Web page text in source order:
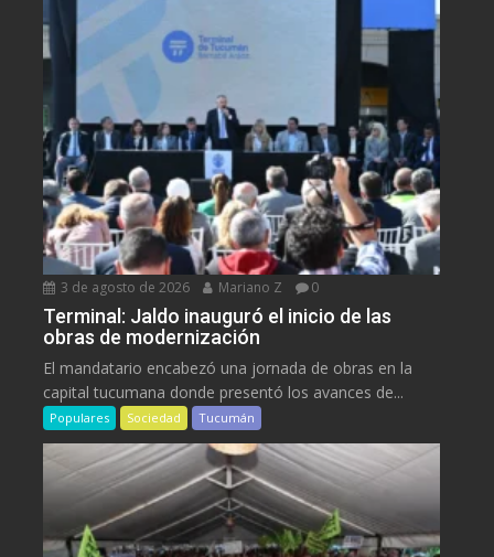
3 de agosto de 2026 Mariano Z 0
Terminal: Jaldo inauguró el inicio de las
obras de modernización
El mandatario encabezó una jornada de obras en la
capital tucumana donde presentó los avances de...
Populares Sociedad Tucumán